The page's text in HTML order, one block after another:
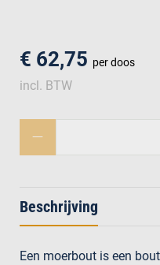
€ 62,75 per doos
incl. BTW
Beschrijving
Een moerbout is een